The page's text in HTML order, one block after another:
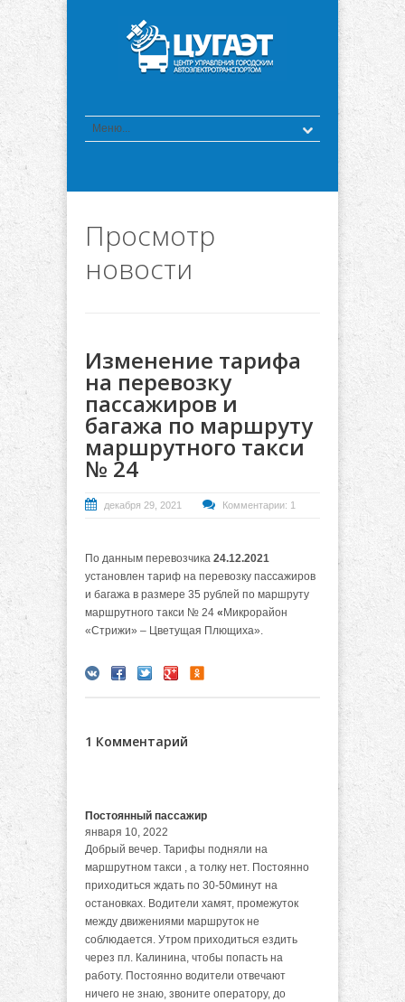
Просмотр
новости
Изменение тарифа
на перевозку
пассажиров и
багажа по маршруту
маршрутного такси
№ 24
декабря 29, 2021 Комментарии: 1
По данным перевозчика 24.12.2021
установлен тариф на перевозку пассажиров
и багажа в размере 35 рублей по маршруту
маршрутного такси № 24 « Микрорайон
«Стрижи» – Цветущая Плющиха».
1 Комментарий
Постоянный пассажир
января 10, 2022
Добрый вечер. Тарифы подняли на
маршрутном такси , а толку нет. Постоянно
приходиться ждать по 30-50минут на
остановках. Водители хамят, промежуток
между движениями маршруток не
соблюдается. Утром приходиться ездить
через пл. Калинина, чтобы попасть на
работу. Постоянно водители отвечают
ничего не знаю, звоните оператору, до